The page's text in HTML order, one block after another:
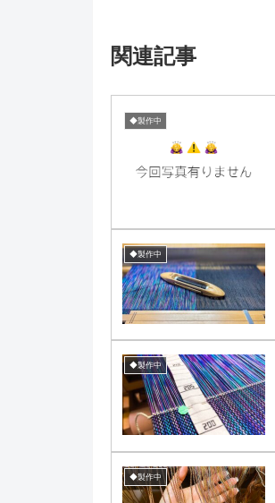
関連記事
◆製作中
◆製作中
◆製作中
◆製作中